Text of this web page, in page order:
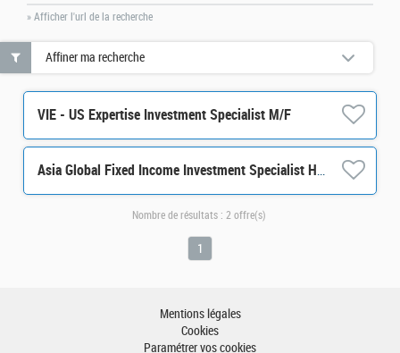
» Afficher l'url de la recherche
VIE - US Expertise Investment Specialist M/F
Asia Global Fixed Income Investment Specialist H/F
Affiner ma recherche
Nombre de résultats : 2 offre(s)
1
Mentions légales
Cookies
Paramétrer vos cookies